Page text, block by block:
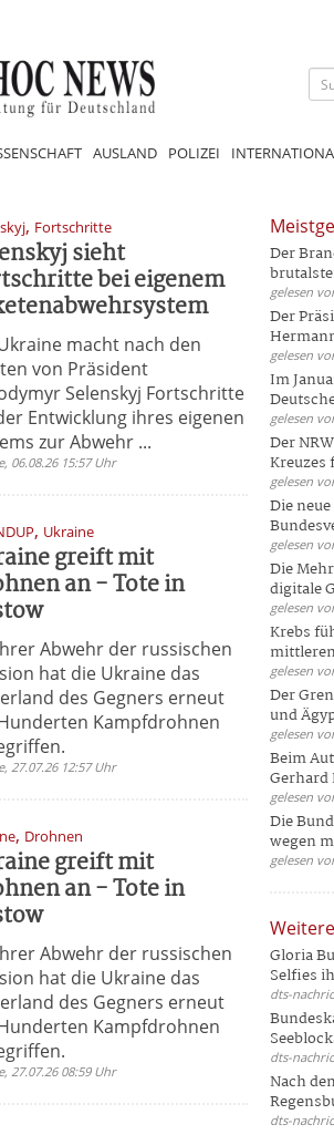
AUSLAND POLIZEI
, Fortschritte
sieht
bei eigenem
macht nach den
von Präsident
Selenskyj Fortschritte
Entwicklung ihres eigenen
zur Abwehr ...
06.08.26 15:57 Uhr
, Ukraine
greift mit
an - Tote in
Abwehr der russischen
hat die Ukraine das
des Gegners erneut
Kampfdrohnen
27.07.26 12:57 Uhr
, Drohnen
greift mit
an - Tote in
Abwehr der russischen
hat die Ukraine das
des Gegners erneut
Kampfdrohnen
27.07.26 08:59 Uhr
Der
gelesen
Der
gelesen
Im
gelesen
Der
Kreuzes
gelesen
Die
gelesen
Die
digitale
gelesen
Krebs
gelesen
Der
und
gelesen
Beim
Gerhard
gelesen
Die
wegen
gelesen
Gloria
Selfies
dts-
dts-
Nach
dts-